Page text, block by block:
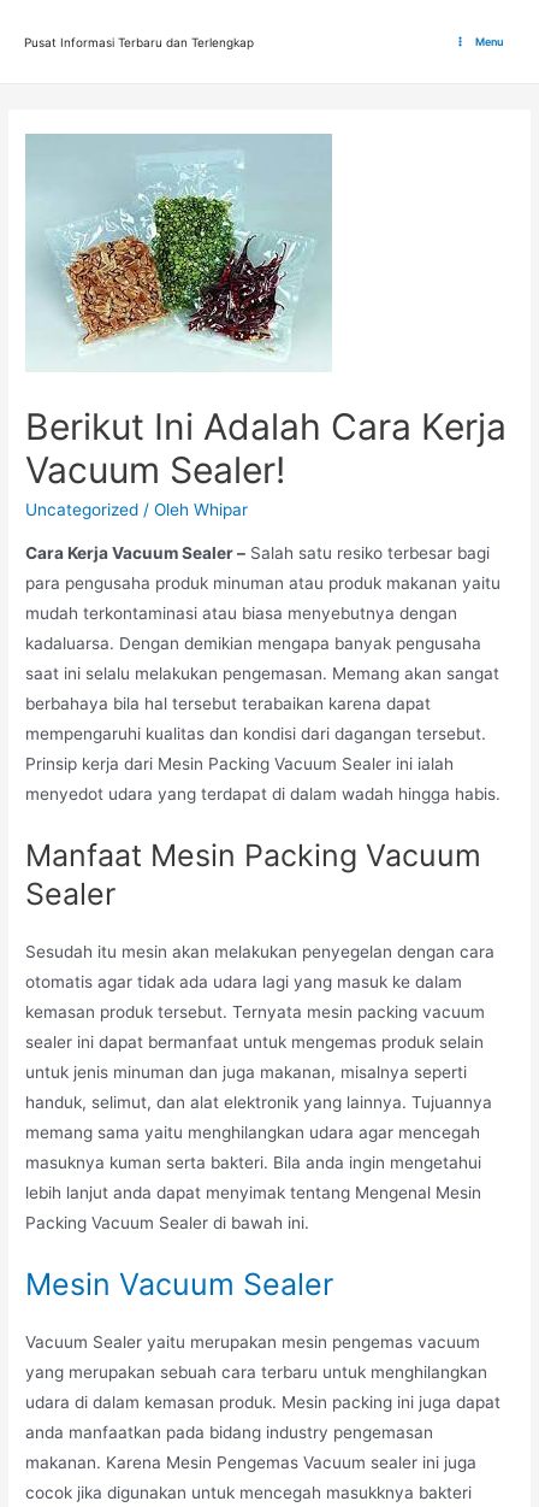
Pusat Informasi Terbaru dan Terlengkap Menu
Berikut Ini Adalah Cara Kerja
Vacuum Sealer!
Uncategorized / OlehWhipar
Cara Kerja Vacuum Sealer – Salah satu resiko terbesar bagi
para pengusaha produk minuman atau produk makanan yaitu
mudah terkontaminasi atau biasa menyebutnya dengan
kadaluarsa. Dengan demikian mengapa banyak pengusaha
saat ini selalu melakukan pengemasan. Memang akan sangat
berbahaya bila hal tersebut terabaikan karena dapat
mempengaruhi kualitas dan kondisi dari dagangan tersebut.
Prinsip kerja dari Mesin Packing Vacuum Sealer ini ialah
menyedot udara yang terdapat di dalam wadah hingga habis.
Manfaat Mesin Packing Vacuum
Sealer
Sesudah itu mesin akan melakukan penyegelan dengan cara
otomatis agar tidak ada udara lagi yang masuk ke dalam
kemasan produk tersebut. Ternyata mesin packing vacuum
sealer ini dapat bermanfaat untuk mengemas produk selain
untuk jenis minuman dan juga makanan, misalnya seperti
handuk, selimut, dan alat elektronik yang lainnya. Tujuannya
memang sama yaitu menghilangkan udara agar mencegah
masuknya kuman serta bakteri. Bila anda ingin mengetahui
lebih lanjut anda dapat menyimak tentang Mengenal Mesin
Packing Vacuum Sealer di bawah ini.
Mesin Vacuum Sealer
Vacuum Sealer yaitu merupakan mesin pengemas vacuum
yang merupakan sebuah cara terbaru untuk menghilangkan
udara di dalam kemasan produk. Mesin packing ini juga dapat
anda manfaatkan pada bidang industry pengemasan
makanan. Karena Mesin Pengemas Vacuum sealer ini juga
cocok jika digunakan untuk mencegah masukknya bakteri